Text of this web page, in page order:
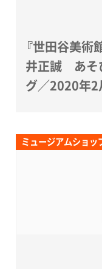
『世田谷美
井正誠 あそび
グ／2020年
ミュージアムショッ